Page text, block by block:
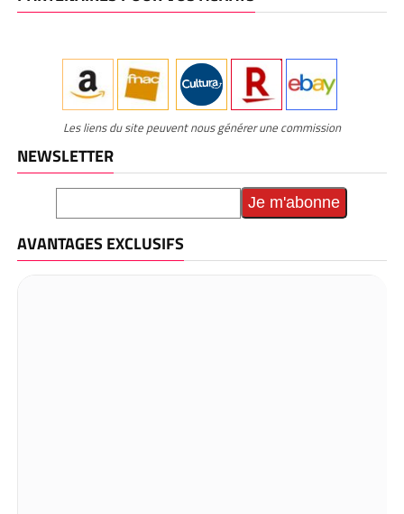
Les liens du site peuvent nous générer une commission
NEWSLETTER
AVANTAGES EXCLUSIFS